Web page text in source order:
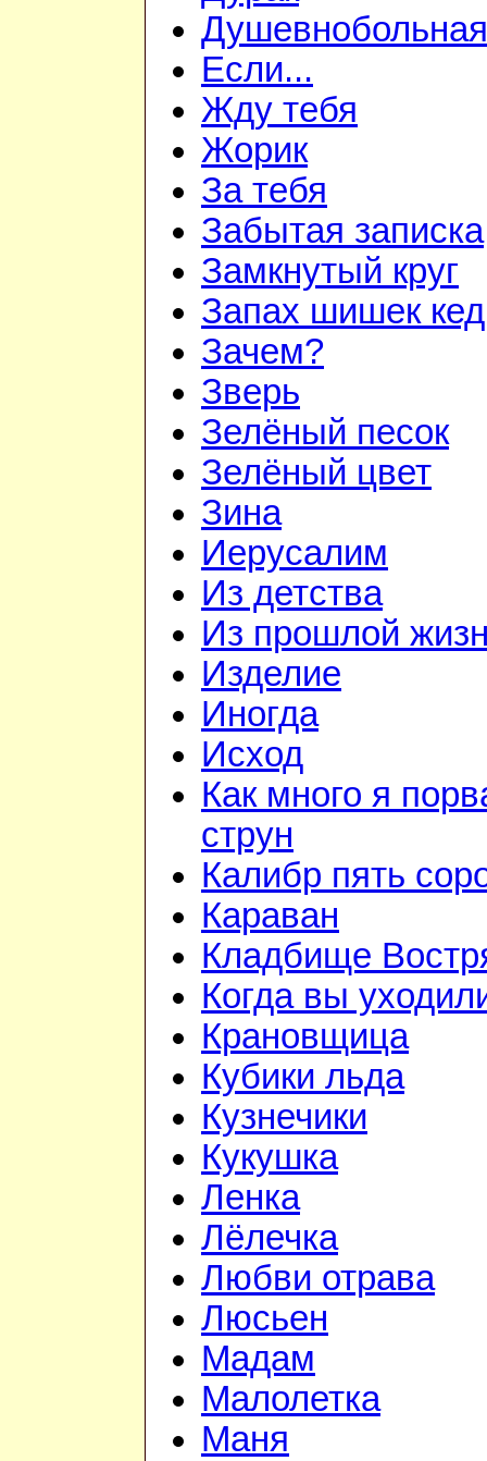
Душевнобольная
Если...
Жду тебя
Жорик
За тебя
Забытая записка
Замкнутый круг
Запах шишек
Зачем?
Зверь
Зелёный песок
Зелёный цвет
Зина
Иерусалим
Из детства
Из прошлой
Изделие
Иногда
Исход
Как много я
струн
Калибр пять
Караван
Кладбище
Когда вы
Крановщица
Кубики льда
Кузнечики
Кукушка
Ленка
Лёлечка
Любви отрава
Люсьен
Мадам
Малолетка
Маня